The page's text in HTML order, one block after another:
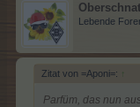
Lebende
Zitat von =Aponi=: ↑
Parfüm, das nun